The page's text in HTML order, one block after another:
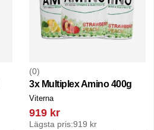
0
3x Multiplex Amino 400g
Viterna
919 kr
Lägsta pris:919 kr